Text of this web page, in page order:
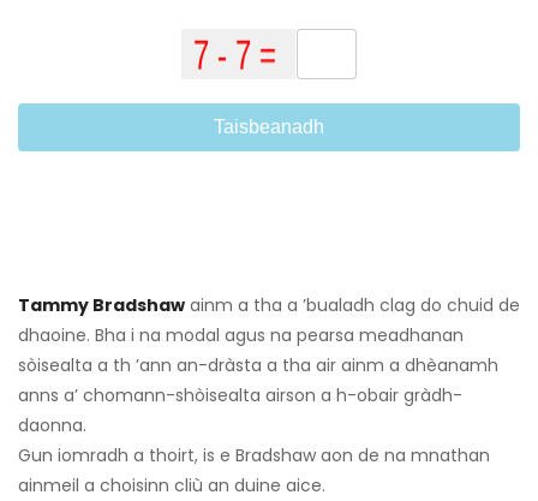
Taisbeanadh
Tammy Bradshaw ainm a tha a ’bualadh clag do chuid de
dhaoine. Bha i na modal agus na pearsa meadhanan
sòisealta a th ’ann an-dràsta a tha air ainm a dhèanamh
anns a’ chomann-shòisealta airson a h-obair gràdh-
daonna.
Gun iomradh a thoirt, is e Bradshaw aon de na mnathan
ainmeil a choisinn cliù an duine aice.